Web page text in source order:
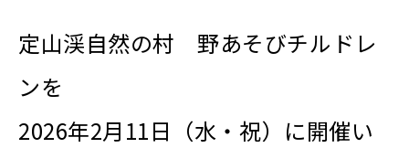
定山渓自然の村 野あそびチルドレ
ンを
2026年2月11日（水・祝）に開催い